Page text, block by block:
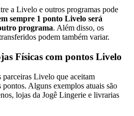
a Livelo e outros programas pode
sempre 1 ponto Livelo será
programa. Além disso, os
podem também variar.
Físicas com pontos Livelo
Livelo que aceitam
pontos. Alguns exemplos atuais são
lojas da Jogê Lingerie e livrarias